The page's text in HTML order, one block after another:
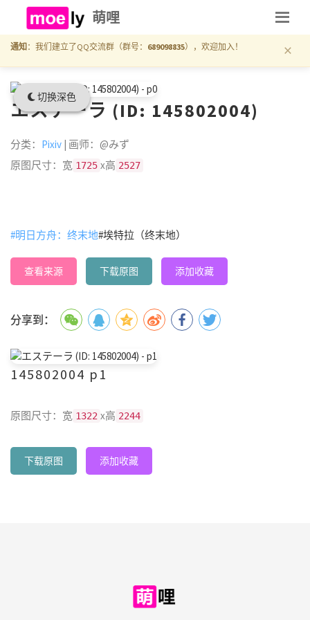
切换深色
萌哩
通知 ：我们建立了QQ交流群（群号： 689098835），欢迎加入！ ×
エステーラ (ID: 145802004)
分类： Pixiv | 画师：@みず
原图尺寸：宽 1725 x高 2527
#明日方舟：终末地#埃特拉（终末地）
查看来源 下载原图 添加收藏
分享到：
145802004 p1
原图尺寸：宽 1322 x高 2244
下载原图 添加收藏